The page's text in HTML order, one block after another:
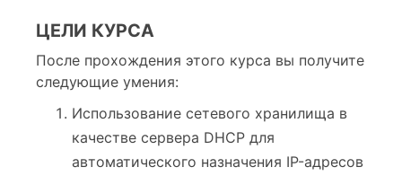
ЦЕЛИ КУРСА
После прохождения этого курса вы получите
следующие умения:
Использование сетевого хранилища в
качестве сервера DHCP для
автоматического назначения IP-адресов